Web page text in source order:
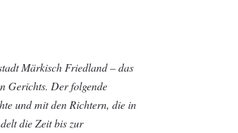
Märkisch Friedland – das
Gerichts. Der folgende
und mit den Richtern, die in
die Zeit bis zur